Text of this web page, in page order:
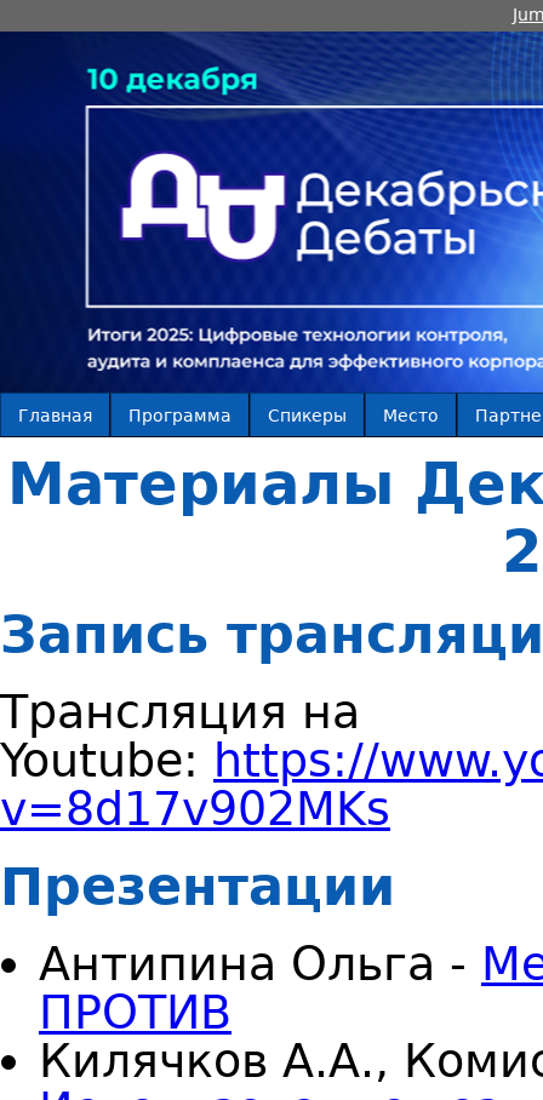
Главная Программа Спикеры Место
Материалы
Запись
Трансляция на
Youtube: https://
v=8d17v902MKs
Презентации
Антипина Ольга -
ПРОТИВ
Килячков А.А.,